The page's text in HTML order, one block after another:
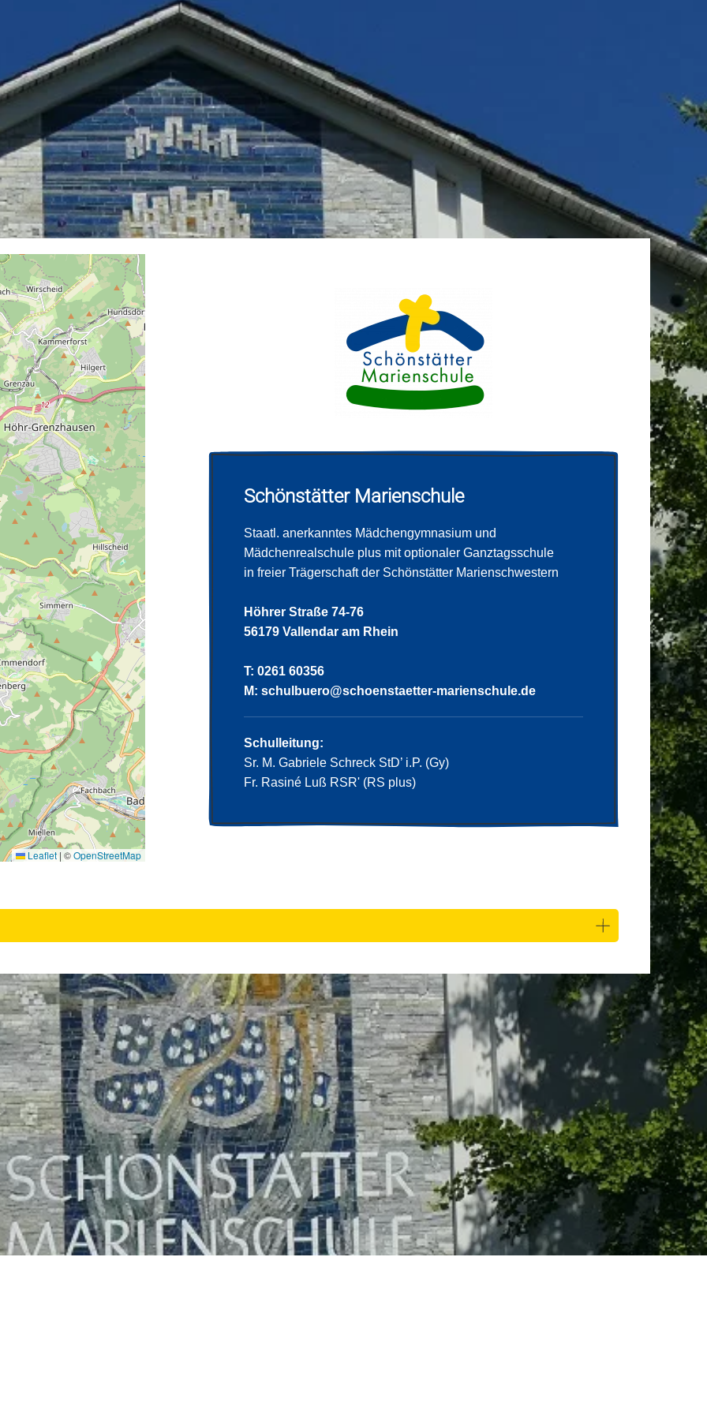
Schönstätter Marienschule
Staatl. anerkanntes Mädchengymnasium und
Mädchenrealschule plus mit optionaler Ganztagsschule
in freier Trägerschaft der Schönstätter Marienschwestern
Höhrer Straße 74-76
56179 Vallendar am Rhein
T: 0261 60356
M: schulbuero@schoenstaetter-marienschule.de
Schulleitung:
Sr. M. Gabriele Schreck StD’ i.P. (Gy)
Fr. Rasiné Luß RSR' (RS plus)
Leaflet | ©OpenStreetMap